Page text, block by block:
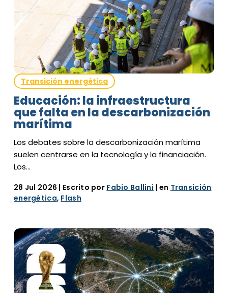
Transición energética
Educación: la infraestructura
que falta en la descarbonización
marítima
Los debates sobre la descarbonización marítima
suelen centrarse en la tecnología y la financiación.
Los…
28 Jul 2026 | Escrito por Fabio Ballini | en Transición
energética, Flash